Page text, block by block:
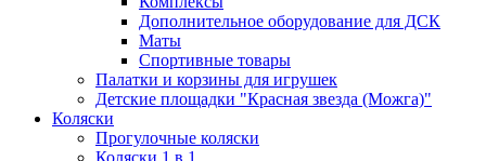
Дополнительное оборудование для ДСК
Маты
Спортивные товары
Палатки и корзины для игрушек
Детские площадки "Красная звезда (Можга)"
Коляски
Прогулочные коляски
Коляски 1 в 1